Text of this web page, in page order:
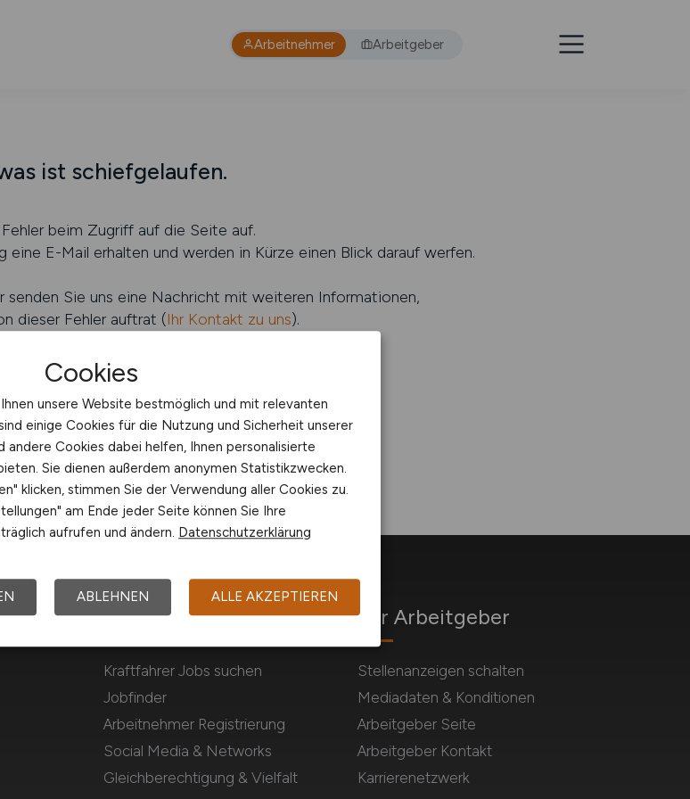
Arbeitnehmer Arbeitgeber
ist schiefgelaufen.
beim Zugriff auf die Seite auf.
eine E-Mail erhalten und werden in Kürze einen Blick darauf werfen.
senden Sie uns eine Nachricht mit weiteren Informationen,
dieser Fehler auftrat (Ihr Kontakt zu uns).
Für Arbeitnehmer
Kraftfahrer Jobs suchen
Jobfinder
Arbeitnehmer Registrierung
Social Media & Networks
Gleichberechtigung & Vielfalt
Für Arbeitgeber
Stellenanzeigen schalten
Mediadaten & Konditionen
Arbeitgeber Seite
Arbeitgeber Kontakt
Karrierenetzwerk
Cookies
unsere Website bestmöglich und mit relevanten
einige Cookies für die Nutzung und Sicherheit unserer
andere Cookies dabei helfen, Ihnen personalisierte
Sie dienen außerdem anonymen Statistikzwecken.
klicken, stimmen Sie der Verwendung aller Cookies zu.
am Ende jeder Seite können Sie Ihre
aufrufen und ändern. Datenschutzerklärung
ABLEHNEN ALLE AKZEPTIEREN